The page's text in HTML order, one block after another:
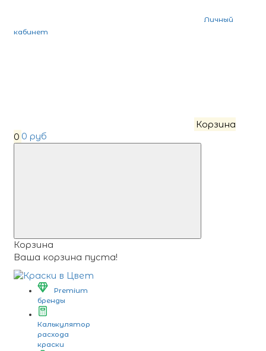
Личный
кабинет
Корзина
0 0 руб
Корзина
Ваша корзина пуста!
Premium
бренды
Калькулятор
расхода
краски